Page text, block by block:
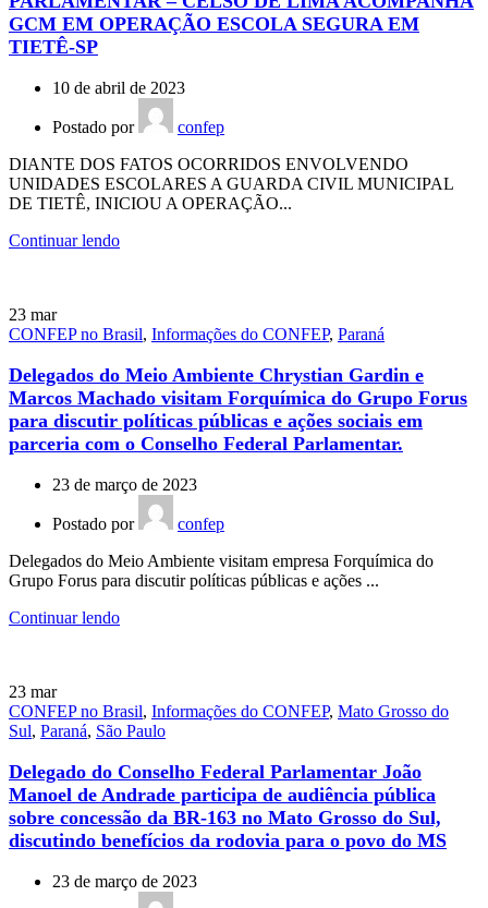
GCM EM OPERAÇÃO ESCOLA SEGURA EM
TIETÊ-SP
10 de abril de 2023
Postado por
confep
DIANTE DOS FATOS OCORRIDOS ENVOLVENDO
UNIDADES ESCOLARES A GUARDA CIVIL MUNICIPAL
DE TIETÊ, INICIOU A OPERAÇÃO...
Continuar lendo
23 mar
CONFEP no Brasil, Informações do CONFEP, Paraná
Delegados do Meio Ambiente Chrystian Gardin e
Marcos Machado visitam Forquímica do Grupo Forus
para discutir políticas públicas e ações sociais em
parceria com o Conselho Federal Parlamentar.
23 de março de 2023
Postado por
confep
Delegados do Meio Ambiente visitam empresa Forquímica do
Grupo Forus para discutir políticas públicas e ações ...
Continuar lendo
23 mar
CONFEP no Brasil, Informações do CONFEP, Mato Grosso do
Sul, Paraná, São Paulo
Delegado do Conselho Federal Parlamentar João
Manoel de Andrade participa de audiência pública
sobre concessão da BR-163 no Mato Grosso do Sul,
discutindo benefícios da rodovia para o povo do MS
23 de março de 2023